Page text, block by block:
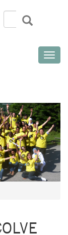
Search
Rechercher
Toggle